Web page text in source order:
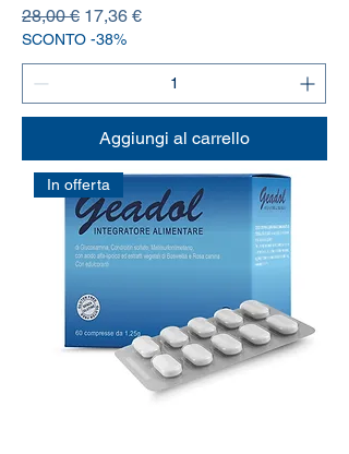
Prezzo regolare
28,00 € Prezzo scontato
17,36 €
SCONTO -38%
Aggiungi al carrello
In offerta